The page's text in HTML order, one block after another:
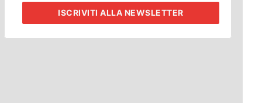
ISCRIVITIALLA NEWSLETTER